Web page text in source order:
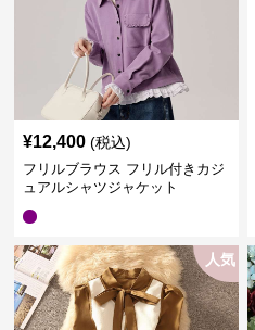
¥12,400 (税込)
フリルブラウス フリル付きカジ
ュアルシャツジャケット
人気